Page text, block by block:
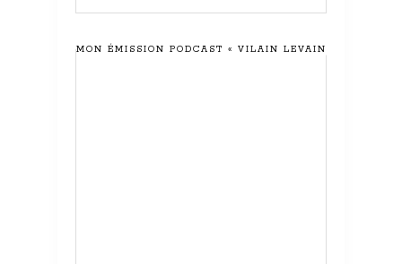
MON ÉMISSION PODCAST « VILAIN LEVAIN »